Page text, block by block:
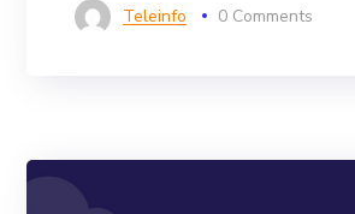
Teleinfo 0 Comments